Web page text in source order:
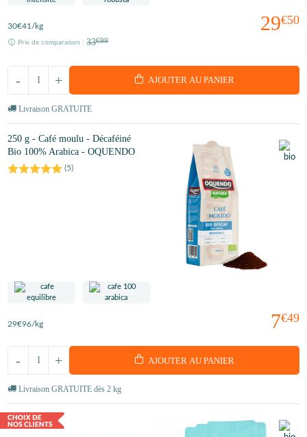
29€50
30€41 /kg
Prix de comparaison : 33€99
+
- AJOUTER AU PANIER
Livraison GRATUITE
250 g - Café moulu - Décaféiné
Bio 100% Arabica - OQUENDO
(5)
7€49
29€96/kg
+
- AJOUTER AU PANIER
Livraison GRATUITE dès 2 kg